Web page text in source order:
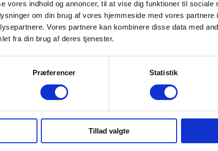
vores indhold og annoncer, til at vise dig funktioner til sociale
om din brug af vores hjemmeside med vores partnere
Vores partnere kan kombinere disse data med
fra din brug af deres tjenester.
Præferencer Statistik
Tillad valgte
og type
/ sort tag
Hatchback